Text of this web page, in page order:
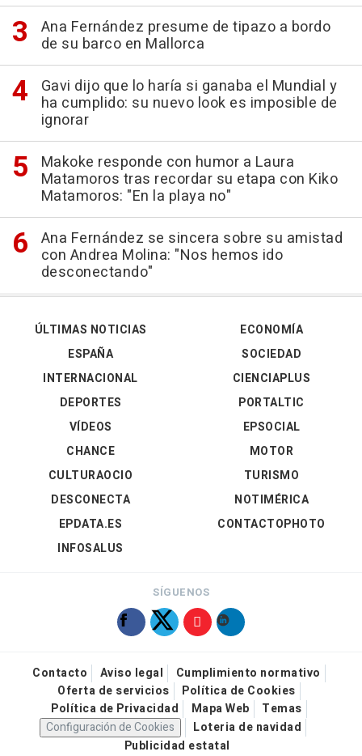
Ana Fernández presume de tipazo a bordo
de su barco en Mallorca
Gavi dijo que lo haría si ganaba el Mundial y
ha cumplido: su nuevo look es imposible de
ignorar
Makoke responde con humor a Laura
Matamoros tras recordar su etapa con Kiko
Matamoros: "En la playa no"
Ana Fernández se sincera sobre su amistad
con Andrea Molina: "Nos hemos ido
desconectando"
ÚLTIMAS NOTICIAS
ESPAÑA
INTERNACIONAL
DEPORTES
VÍDEOS
ECONOMÍA
SOCIEDAD
CIENCIAPLUS
PORTALTIC
EPSOCIAL
CHANCE
CULTURAOCIO
DESCONECTA
EPDATA.ES
INFOSALUS
MOTOR
TURISMO
NOTIMÉRICA
CONTACTOPHOTO
SÍGUENOS
Contacto Aviso legal
Cumplimiento normativo
Oferta de servicios
Política de Cookies
Política de Privacidad
Mapa Web
Temas
Configuración de Cookies
Loteria de navidad
Publicidad estatal